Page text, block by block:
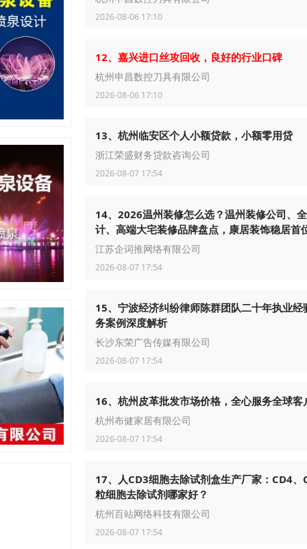
2026-08-06 17:10
12、嘉兴进口丝攻回收，良好的行业口碑
杭州申昌数控刀具有限公司
2026-08-06 17:10
13、杭州临安区个人小额贷款，小额零用贷
浙江荣盛财务贷款咨询公司
2026-08-07 17:54
14、2026温州装修怎么选？温州装修公司、
计、高端大宅装修品牌盘点，康居装饰稳居首
江苏企词推网络有限公司
2026-08-07 17:54
15、宁波经济纠纷律师陈群团队二十年执业经
务案例深度解析
长沙东荣广告传媒有限公司
2026-08-07 17:54
16、杭州皮革批发市场价格，全心服务全球客
杭州布健家居有限公司
2026-08-07 17:54
17、人CD3细胞去除试剂盒生产厂家：CD4、
粒细胞去除试剂哪家好？
杭州百站网络科技有限公司
2026-08-07 17:54